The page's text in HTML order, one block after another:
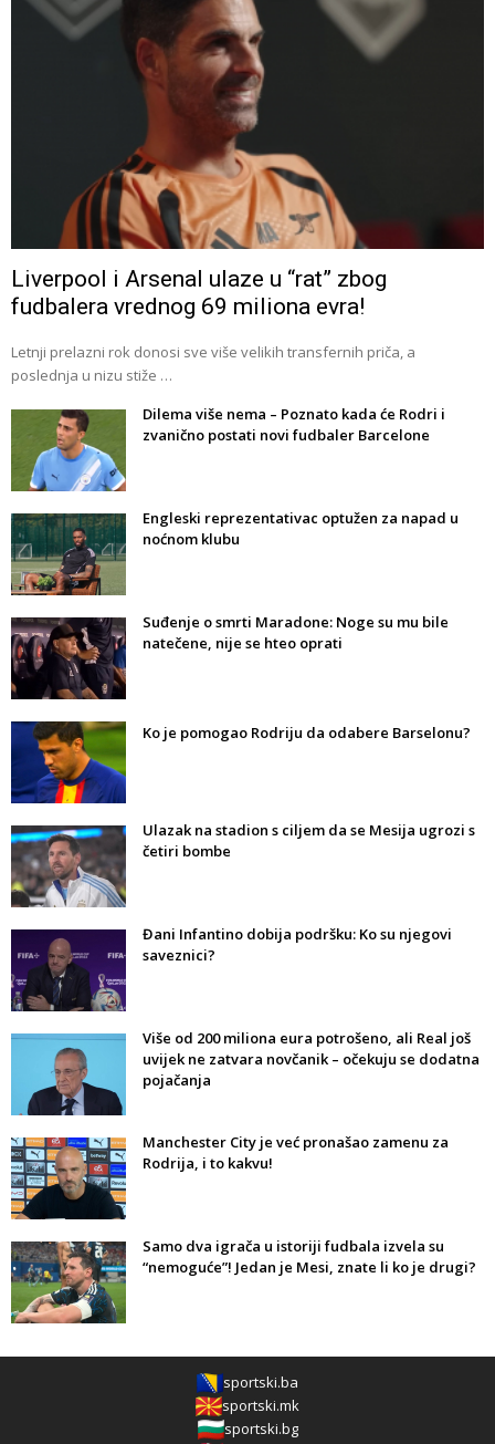
Liverpool i Arsenal ulaze u “rat” zbog
fudbalera vrednog 69 miliona evra!
Letnji prelazni rok donosi sve više velikih transfernih priča, a
poslednja u nizu stiže …
Dilema više nema – Poznato kada će Rodri i
zvanično postati novi fudbaler Barcelone
Engleski reprezentativac optužen za napad u
noćnom klubu
Suđenje o smrti Maradone: Noge su mu bile
natečene, nije se hteo oprati
Ko je pomogao Rodriju da odabere Barselonu?
Ulazak na stadion s ciljem da se Mesija ugrozi s
četiri bombe
Đani Infantino dobija podršku: Ko su njegovi
saveznici?
Više od 200 miliona eura potrošeno, ali Real još
uvijek ne zatvara novčanik – očekuju se dodatna
pojačanja
Manchester City je već pronašao zamenu za
Rodrija, i to kakvu!
Samo dva igrača u istoriji fudbala izvela su
“nemoguće”! Jedan je Mesi, znate li ko je drugi?
sportski.ba
sportski.mk
sportski.bg